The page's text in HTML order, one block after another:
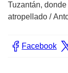
Tuzantán,
atropellado /
Facebook